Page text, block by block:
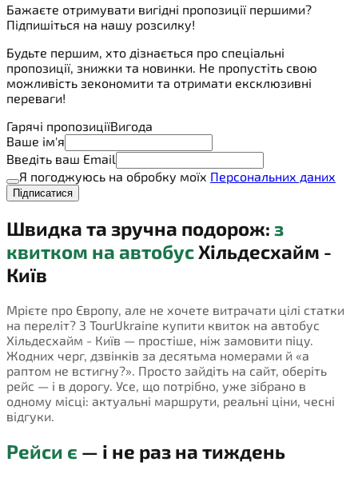
Бажаєте отримувати вигідні пропозиції першими?
Підпишіться на нашу розсилку!
Будьте першим, хто дізнається про спеціальні
пропозиції, знижки та новинки. Не пропустіть свою
можливість зекономити та отримати ексклюзивні
переваги!
Гарячі пропозиціїВигода
Ваше ім'я
Введіть ваш Email
Я погоджуюсь на обробку моїх Персональних даних
Підписатися
Швидка та зручна подорож: з
квитком на автобусХільдесхайм -
Київ
Мрієте про Європу, але не хочете витрачати цілі статки
на переліт? З TourUkraine купити квиток на автобус
Хільдесхайм - Київ — простіше, ніж замовити піцу.
Жодних черг, дзвінків за десятьма номерами й «а
раптом не встигну?». Просто зайдіть на сайт, оберіть
рейс — і в дорогу. Усе, що потрібно, уже зібрано в
одному місці: актуальні маршрути, реальні ціни, чесні
відгуки.
Рейси є — і не раз на тиждень